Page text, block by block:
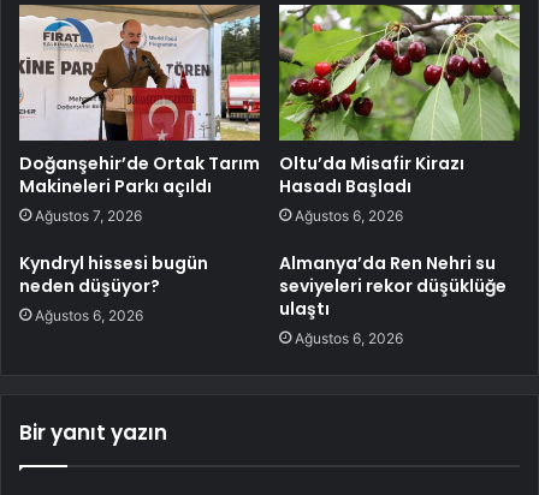
Doğanşehir’de Ortak Tarım
Makineleri Parkı açıldı
Ağustos 7, 2026
Oltu’da Misafir Kirazı
Hasadı Başladı
Ağustos 6, 2026
Kyndryl hissesi bugün
neden düşüyor?
Ağustos 6, 2026
Almanya’da Ren Nehri su
seviyeleri rekor düşüklüğe
ulaştı
Ağustos 6, 2026
Bir yanıt yazın